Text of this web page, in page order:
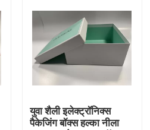
युवा शैली इलेक्ट्रॉनिक्स
पैकेजिंग बॉक्स हल्का नीला